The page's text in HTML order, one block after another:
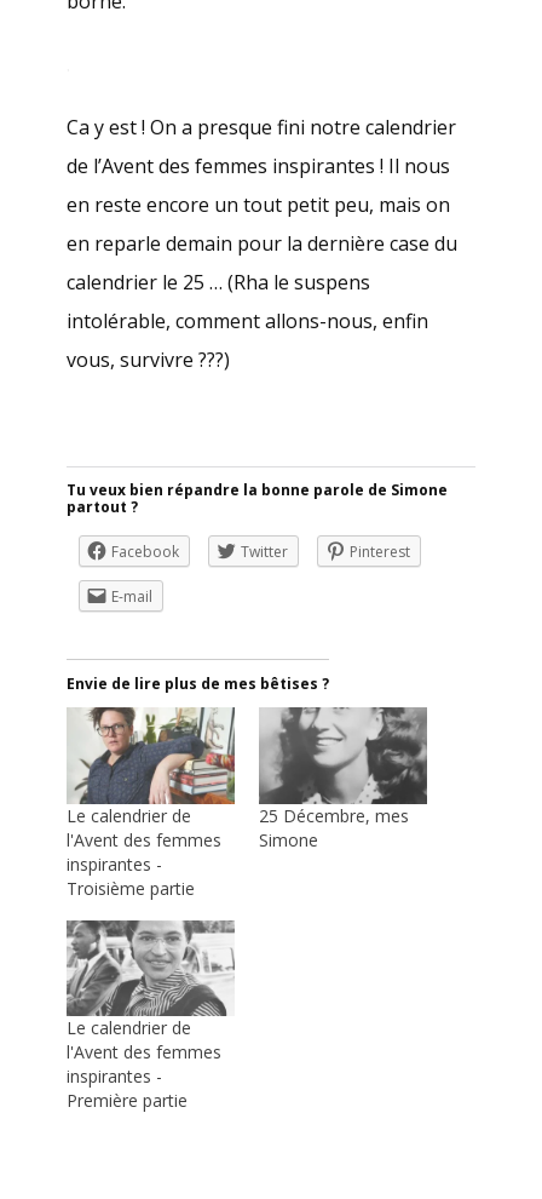
Ca y est ! On a presque fini notre calendrier
de l’Avent des femmes inspirantes ! Il nous
en reste encore un tout petit peu, mais on
en reparle demain pour la dernière case du
calendrier le 25 … (Rha le suspens
intolérable, comment allons-nous, enfin
vous, survivre ???)
Tu veux bien répandre la bonne parole de Simone
partout ?
Facebook Twitter Pinterest
E-mail
Envie de lire plus de mes bêtises ?
Le calendrier de
l'Avent des femmes
inspirantes -
Troisième partie
25 Décembre, mes
Simone
Le calendrier de
l'Avent des femmes
inspirantes -
Première partie